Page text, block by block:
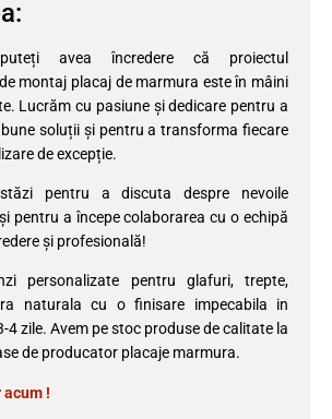
avea încredere că proiectul
montaj placaj de marmura este în mâini
Lucrăm cu pasiune și dedicare pentru a
soluții și pentru a transforma fiecare
de excepție.
pentru a discuta despre nevoile
pentru a începe colaborarea cu o echipă
și profesională!
personalizate pentru glafuri, trepte,
naturala cu o finisare impecabila in
4 zile. Avem pe stoc produse de calitate la
de producator placaje marmura.
!